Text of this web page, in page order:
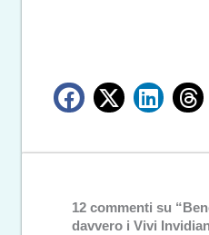
12 commenti su
davvero i Vivi